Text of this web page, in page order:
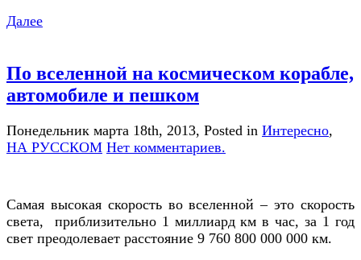
Далее
По вселенной на космическом корабле,
автомобиле и пешком
Понедельник марта 18th, 2013, Posted in Интересно,
НА РУССКОМ Нет комментариев.
Самая высокая скорость во вселенной – это скорость
света, приблизительно 1 миллиард км в час, за 1 год
свет преодолевает расстояние 9 760 800 000 000 км.